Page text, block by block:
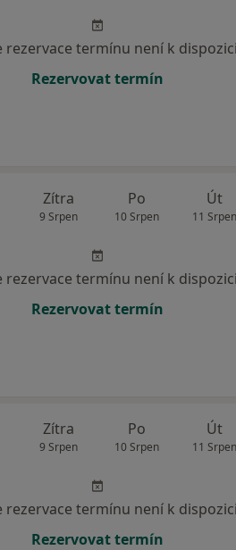
rezervace termínu není k dispozici
Rezervovat termín
Zítra
9 Srpen
Po
10 Srpen
Út
11 Srpen
rezervace termínu není k dispozici
Rezervovat termín
Zítra
9 Srpen
Po
10 Srpen
Út
11 Srpen
rezervace termínu není k dispozici
Rezervovat termín